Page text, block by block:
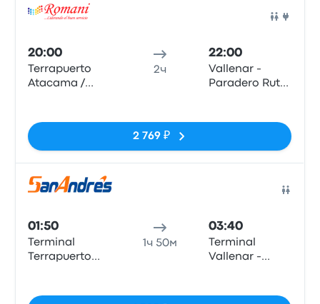
20:00
Terrapuerto
Atacama /
2ч
22:00
Vallenar -
Paradero Ruta
2 769 ₽
01:50
Terminal
Terrapuerto
1ч 50м
03:40
Terminal
Vallenar -